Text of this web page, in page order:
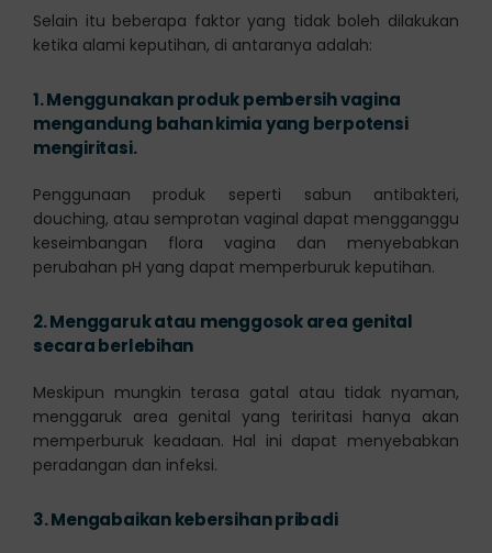
Selain itu beberapa faktor yang tidak boleh dilakukan
ketika alami keputihan, di antaranya adalah:
1.Menggunakan produk pembersih vagina
mengandung bahan kimia yang berpotensi
mengiritasi.
Penggunaan produk seperti sabun antibakteri,
douching, atau semprotan vaginal dapat mengganggu
keseimbangan flora vagina dan menyebabkan
perubahan pH yang dapat memperburuk keputihan.
2.Menggaruk atau menggosok area genital
secara berlebihan
Meskipun mungkin terasa gatal atau tidak nyaman,
menggaruk area genital yang teriritasi hanya akan
memperburuk keadaan. Hal ini dapat menyebabkan
peradangan dan infeksi.
3.Mengabaikan kebersihan pribadi